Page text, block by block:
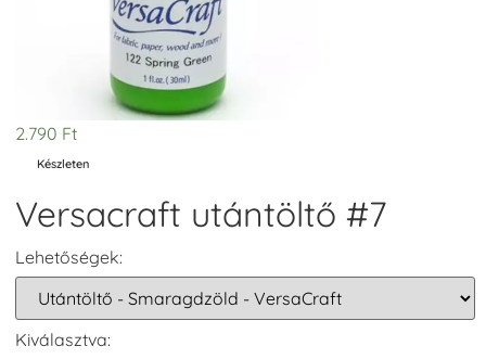
2.790 Ft
Készleten
Versacraft utántöltő #7
Lehetőségek:
Kiválasztva: